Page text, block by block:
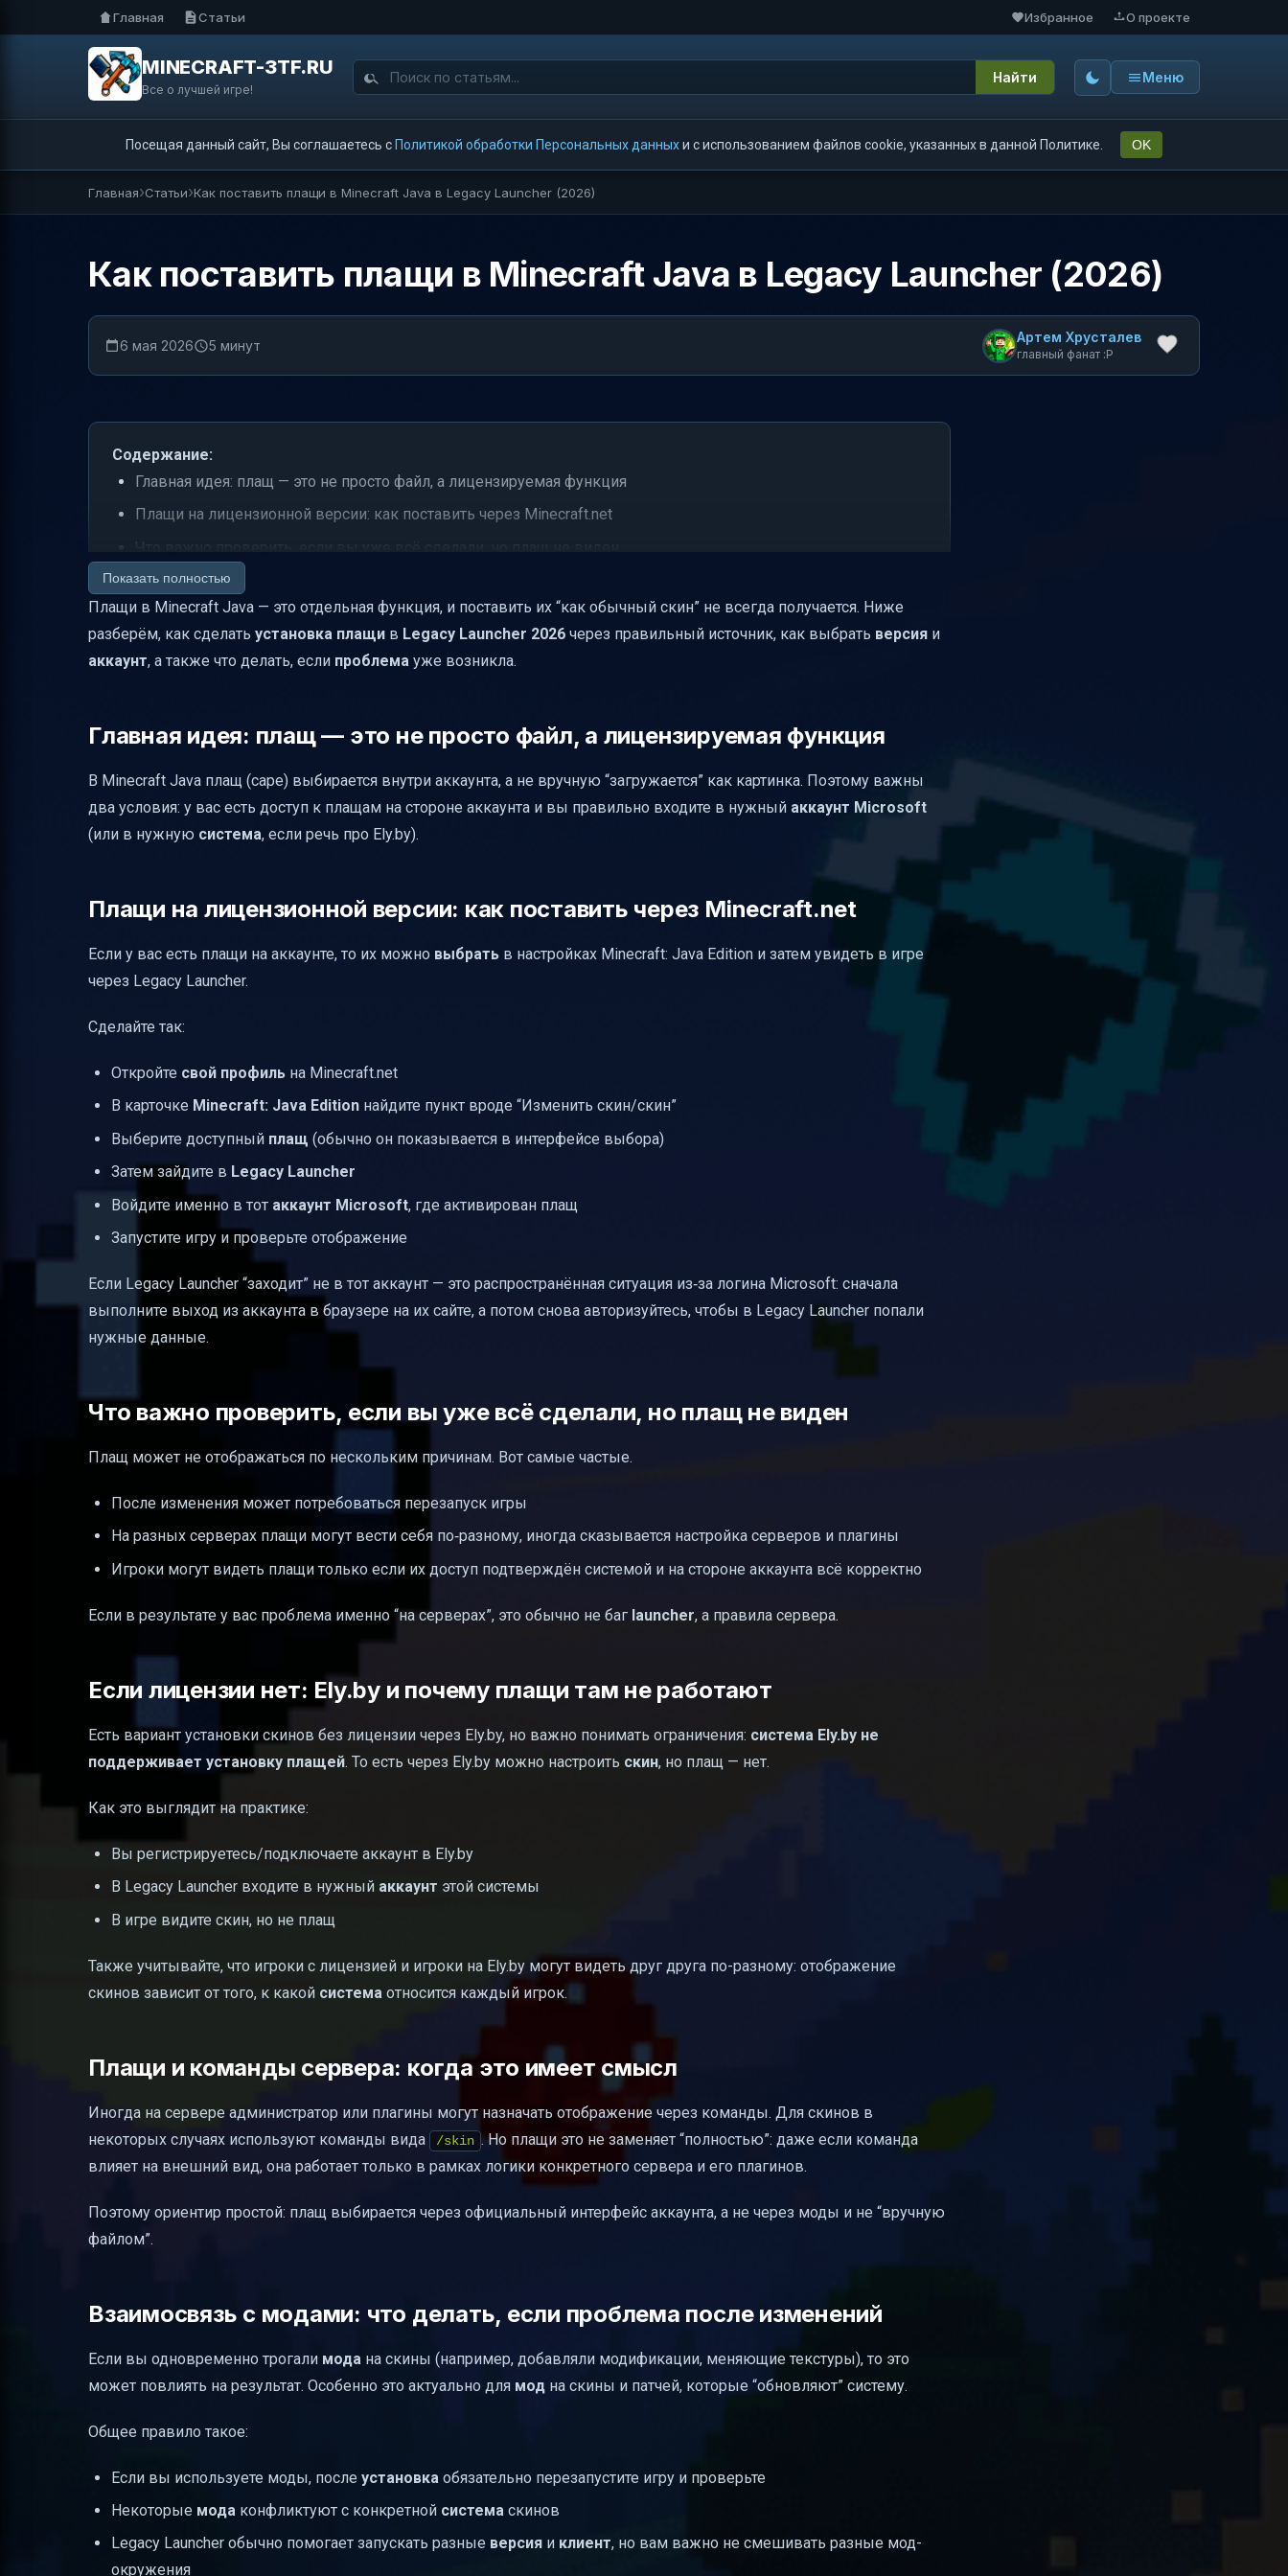
Главная Статьи Избранное О проекте
MINECRAFT-3TF.RU
Все о лучшей игре!
Найти Меню
Посещая данный сайт, Вы соглашаетесь с Политикой обработки Персональных данныхи с использованием файлов cookie, указанных в данной Политике. OK
Главная Статьи Как поставить плащи в Minecraft Java в Legacy Launcher (2026)
Как поставить плащи в Minecraft Java в Legacy Launcher (2026)
6 мая 2026 5 минут Артем Хрусталев
главный фанат :P
Содержание:
Главная идея: плащ — это не просто файл, а лицензируемая функция
Плащи на лицензионной версии: как поставить через Minecraft.net
Что важно проверить, если вы уже всё сделали, но плащ не виден
Если лицензии нет: Ely.by и почему плащи там не работают
Плащи и команды сервера: когда это имеет смысл
Взаимосвязь с модами: что делать, если проблема после изменений
Почему возникает “не вижу плащ” именно у игроков
Итог: как поставить плащи в Minecraft Java в Legacy Launcher в 2026
Показать полностью
Плащи в Minecraft Java — это отдельная функция, и поставить их “как обычный скин” не всегда получается. Ниже
разберём, как сделать установка плащи в Legacy Launcher 2026 через правильный источник, как выбрать версия и
аккаунт, а также что делать, если проблема уже возникла.
Главная идея: плащ — это не просто файл, а лицензируемая функция
В Minecraft Java плащ (cape) выбирается внутри аккаунта, а не вручную “загружается” как картинка. Поэтому важны
два условия: у вас есть доступ к плащам на стороне аккаунта и вы правильно входите в нужный аккаунт Microsoft
(или в нужную система, если речь про Ely.by).
Плащи на лицензионной версии: как поставить через Minecraft.net
Если у вас есть плащи на аккаунте, то их можно выбрать в настройках Minecraft: Java Edition и затем увидеть в игре
через Legacy Launcher.
Сделайте так:
Откройте свой профиль на Minecraft.net
В карточке Minecraft: Java Edition найдите пункт вроде “Изменить скин/скин”
Выберите доступный плащ (обычно он показывается в интерфейсе выбора)
Затем зайдите в Legacy Launcher
Войдите именно в тот аккаунт Microsoft, где активирован плащ
Запустите игру и проверьте отображение
Если Legacy Launcher “заходит” не в тот аккаунт — это распространённая ситуация из‑за логина Microsoft: сначала
выполните выход из аккаунта в браузере на их сайте, а потом снова авторизуйтесь, чтобы в Legacy Launcher попали
нужные данные.
Что важно проверить, если вы уже всё сделали, но плащ не виден
Плащ может не отображаться по нескольким причинам. Вот самые частые.
После изменения может потребоваться перезапуск игры
На разных серверах плащи могут вести себя по‑разному, иногда сказывается настройка серверов и плагины
Игроки могут видеть плащи только если их доступ подтверждён системой и на стороне аккаунта всё корректно
Если в результате у вас проблема именно “на серверах”, это обычно не баг launcher, а правила сервера.
Если лицензии нет: Ely.by и почему плащи там не работают
Есть вариант установки скинов без лицензии через Ely.by, но важно понимать ограничения: система Ely.by не
поддерживает установку плащей. То есть через Ely.by можно настроить скин, но плащ — нет.
Как это выглядит на практике:
Вы регистрируетесь/подключаете аккаунт в Ely.by
В Legacy Launcher входите в нужный аккаунт этой системы
В игре видите скин, но не плащ
Также учитывайте, что игроки с лицензией и игроки на Ely.by могут видеть друг друга по-разному: отображение
скинов зависит от того, к какой система относится каждый игрок.
Плащи и команды сервера: когда это имеет смысл
Иногда на сервере администратор или плагины могут назначать отображение через команды. Для скинов в
некоторых случаях используют команды вида
/skin . Но плащи это не заменяет “полностью”: даже если команда
влияет на внешний вид, она работает только в рамках логики конкретного сервера и его плагинов.
Поэтому ориентир простой: плащ выбирается через официальный интерфейс аккаунта, а не через моды и не “вручную
файлом”.
Взаимосвязь с модами: что делать, если проблема после изменений
Если вы одновременно трогали мода на скины (например, добавляли модификации, меняющие текстуры), то это
может повлиять на результат. Особенно это актуально для мод на скины и патчей, которые “обновляют” систему.
Общее правило такое:
Если вы используете моды, после установка обязательно перезапустите игру и проверьте
Некоторые мода конфликтуют с конкретной система скинов
Legacy Launcher обычно помогает запускать разные версия и клиент, но вам важно не смешивать разные мод-
окружения